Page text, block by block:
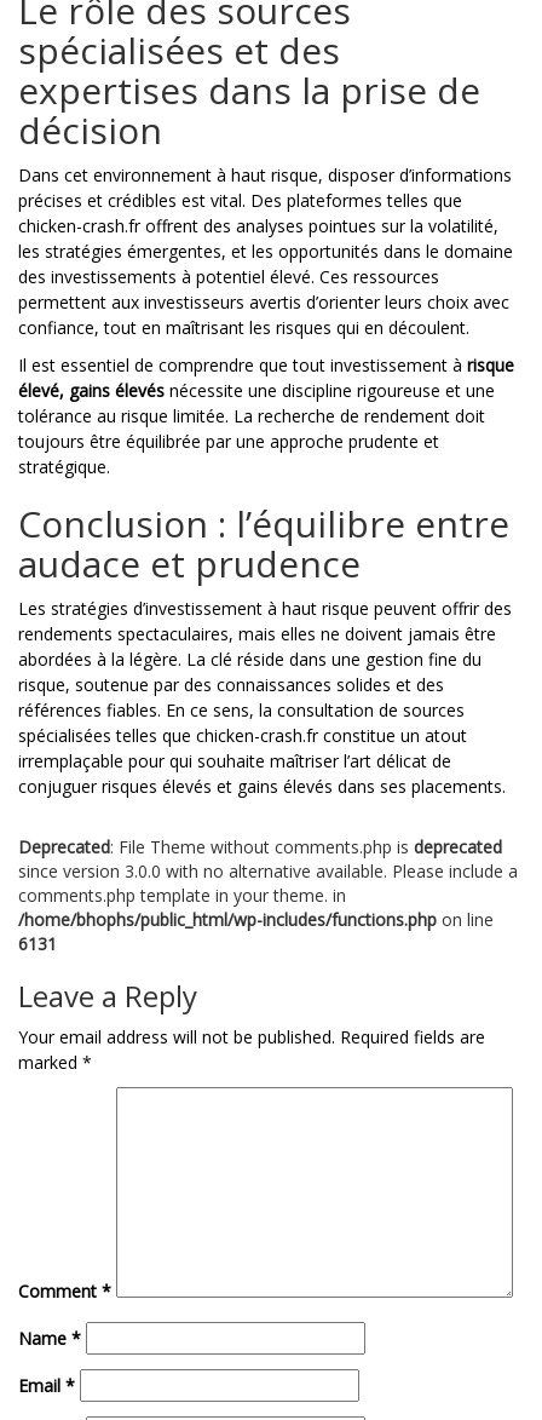
Le rôle des sources
spécialisées et des
expertises dans la prise de
décision
Dans cet environnement à haut risque, disposer d’informations
précises et crédibles est vital. Des plateformes telles que
chicken-crash.fr offrent des analyses pointues sur la volatilité,
les stratégies émergentes, et les opportunités dans le domaine
des investissements à potentiel élevé. Ces ressources
permettent aux investisseurs avertis d’orienter leurs choix avec
confiance, tout en maîtrisant les risques qui en découlent.
Il est essentiel de comprendre que tout investissement à risque
élevé, gains élevés nécessite une discipline rigoureuse et une
tolérance au risque limitée. La recherche de rendement doit
toujours être équilibrée par une approche prudente et
stratégique.
Conclusion : l’équilibre entre
audace et prudence
Les stratégies d’investissement à haut risque peuvent offrir des
rendements spectaculaires, mais elles ne doivent jamais être
abordées à la légère. La clé réside dans une gestion fine du
risque, soutenue par des connaissances solides et des
références fiables. En ce sens, la consultation de sources
spécialisées telles que chicken-crash.fr constitue un atout
irremplaçable pour qui souhaite maîtriser l’art délicat de
conjuguer risques élevés et gains élevés dans ses placements.
Deprecated: File Theme without comments.php is deprecated
since version 3.0.0 with no alternative available. Please include a
comments.php template in your theme. in
/home/bhophs/public_html/wp-includes/functions.php on line
6131
Leave a Reply
Your email address will not be published. Required fields are
marked *
Comment *
Name *
Email *